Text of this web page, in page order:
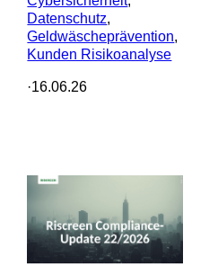
Datenschutz
Geldwäscheprävention
Kunden Risikoanalyse
·16.06.26